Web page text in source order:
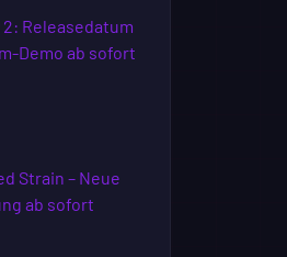
Releasedatum
Demo ab sofort
Strain – Neue
ab sofort